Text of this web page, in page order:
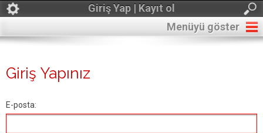
Giriş Yap | Kayıt ol
Menüyü göster
Giriş Yapınız
E-posta: